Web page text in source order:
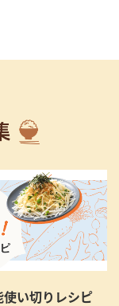
い切りレシピ